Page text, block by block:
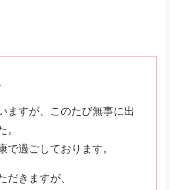
ますが、このたび無事に出
。
で過ごしております。
だきますが、